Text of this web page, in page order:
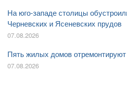
На юго-западе столицы
Черневских и Ясеневских прудов
07.08.2026
Пять жилых домов
07.08.2026